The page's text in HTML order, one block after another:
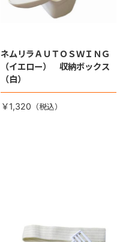
ネムリラＡＵＴＯＳＷＩＮＧ
（イエロー） 収納ボックス
（白）
￥1,320